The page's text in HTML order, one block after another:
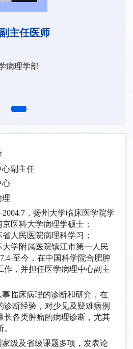
主任医师
病理学部
心副主任
心
理
2004.7，扬州大学临床医学院学
京医科大学病理学硕士；
省人民医院病理科学习；
大学附属医院镇江市第一人民
至今，在中国科学院合肥肿
作，并担任医学病理中心副主
事临床病理的诊断和研究，在
诊断经验，对少见及疑难病例
长各类肿瘤的病理诊断，尤其
家级及省级课题多项，发表论